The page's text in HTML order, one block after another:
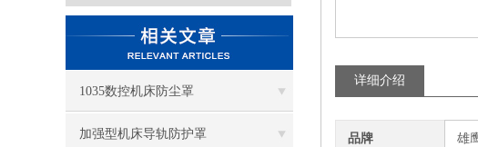
1035数控机床防尘罩
加强型机床导轨防护罩
详细介绍
品牌 雄